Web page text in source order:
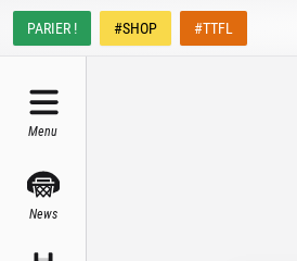
PARIER ! #SHOP #TTFL
Menu
News